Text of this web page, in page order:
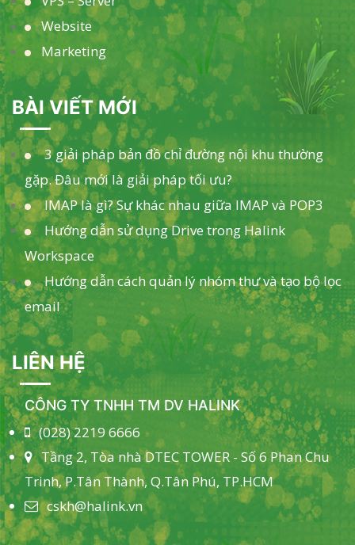
Website
Marketing
BÀI VIẾT MỚI
3 giải pháp bản đồ chỉ đường nội khu thường
gặp. Đâu mới là giải pháp tối ưu?
IMAP là gì? Sự khác nhau giữa IMAP và POP3
Hướng dẫn sử dụng Drive trong Halink
Workspace
Hướng dẫn cách quản lý nhóm thư và tạo bộ lọc
email
LIÊN HỆ
CÔNG TY TNHH TM DV HALINK
(028) 2219 6666
Tầng 2, Tòa nhà DTEC TOWER - Số 6 Phan Chu
Trinh, P.Tân Thành, Q.Tân Phú, TP.HCM
cskh@halink.vn